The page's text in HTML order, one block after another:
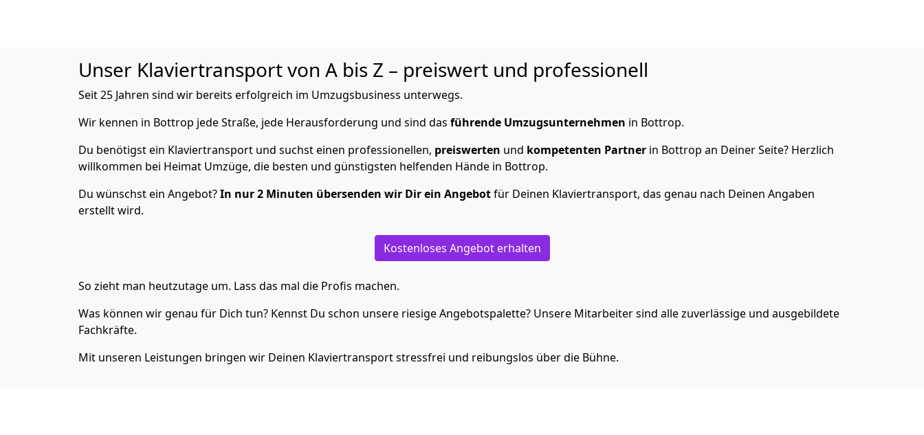
Unser Klaviertransport von A bis Z – preiswert und professionell
Seit 25 Jahren sind wir bereits erfolgreich im Umzugsbusiness unterwegs.
Wir kennen in Bottrop jede Straße, jede Herausforderung und sind das führende Umzugsunternehmen in Bottrop.
Du benötigst ein Klaviertransport und suchst einen professionellen, preiswerten und kompetenten Partner in Bottrop an Deiner Seite? Herzlich
willkommen bei Heimat Umzüge, die besten und günstigsten helfenden Hände in Bottrop.
Du wünschst ein Angebot?In nur 2 Minuten übersenden wir Dir ein Angebotfür Deinen Klaviertransport, das genau nach Deinen Angaben
erstellt wird.
Kostenloses Angebot erhalten
So zieht man heutzutage um. Lass das mal die Profis machen.
Was können wir genau für Dich tun? Kennst Du schon unsere riesige Angebotspalette? Unsere Mitarbeiter sind alle zuverlässige und ausgebildete
Fachkräfte.
Mit unseren Leistungen bringen wir Deinen Klaviertransport stressfrei und reibungslos über die Bühne.